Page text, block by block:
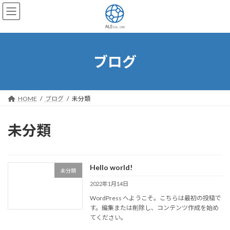
コ
ン
ン
ナ
ビ
ー
ブログ
HOME ブログ 未分類
未分類
未分類 Hello world!
2022年1月14日
WordPress へようこそ。こちらは最初の投稿で
す。編集または削除し、コンテンツ作成を始め
てください。